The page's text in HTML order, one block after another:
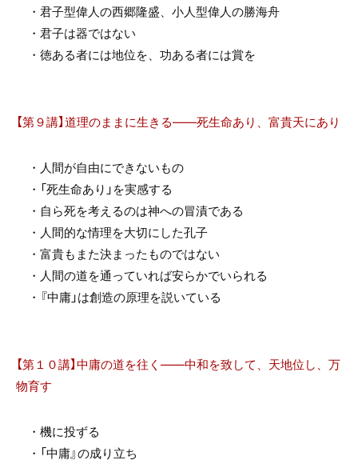
・君子型偉人の西郷隆盛、小人型偉人の勝海舟
・君子は器ではない
・徳ある者には地位を、功ある者には賞を
【第９講】道理のままに生きる――死生命あり、富貴天にあり
・人間が自由にできないもの
・「死生命あり」を実感する
・自ら死を考えるのは神への冒漬である
・人間的な情理を大切にした孔子
・富貴もまた決まったものではない
・人間の道を通っていれば安らかでいられる
・『中庸」は創造の原理を説いている
【第１０講】中庸の道を往く――中和を致して、天地位し、万
物育す
・機に投ずる
・「中庸』の成り立ち